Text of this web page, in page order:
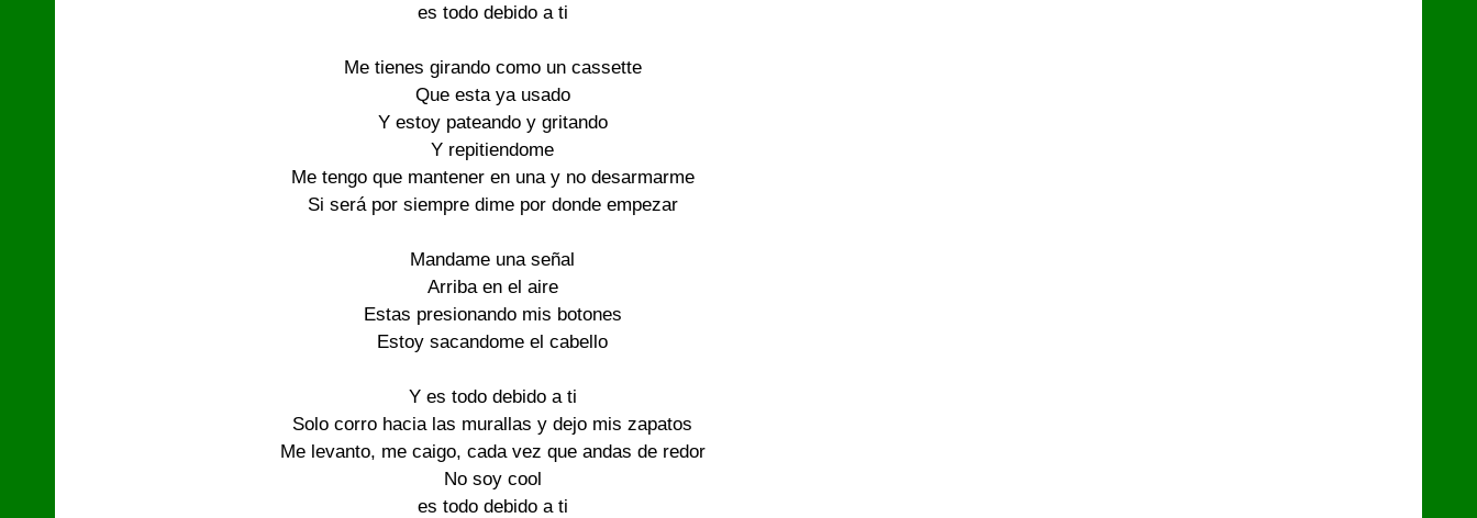
es todo debido a ti
Me tienes girando como un cassette
Que esta ya usado
Y estoy pateando y gritando
Y repitiendome
Me tengo que mantener en una y no desarmarme
Si será por siempre dime por donde empezar
Mandame una señal
Arriba en el aire
Estas presionando mis botones
Estoy sacandome el cabello
Y es todo debido a ti
Solo corro hacia las murallas y dejo mis zapatos
Me levanto, me caigo, cada vez que andas de redor
No soy cool
es todo debido a ti